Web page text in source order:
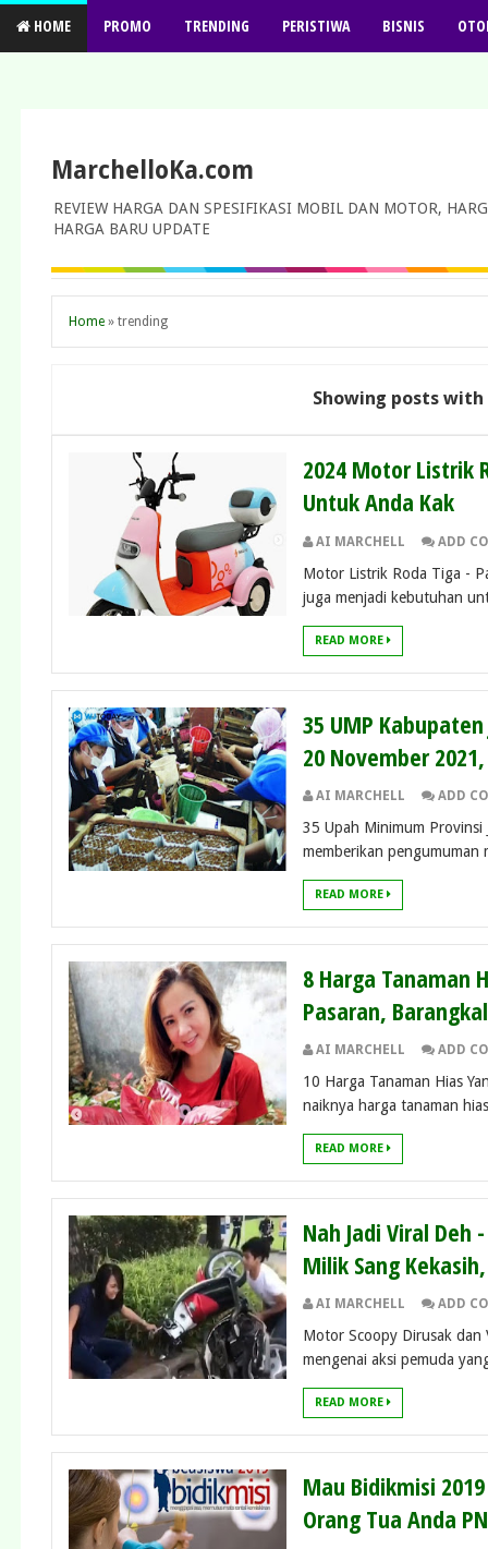
HOME PROMO TRENDING PERISTIWA BISNIS
MarchelloKa.com
REVIEW HARGA DAN SPESIFIKASI MOBIL DAN MOTOR,
HARGA BARU UPDATE
Home » trending
Showing posts
2024 Motor Listrik
Untuk Anda Kak
AI MARCHELL ADD
Motor Listrik Roda Tiga -
juga menjadi kebutuhan
READ MORE
35 UMP
20 November
AI MARCHELL ADD
35 Upah Minimum
memberikan pengumuman
READ MORE
8 Harga Tanaman
Pasaran,
AI MARCHELL ADD
10 Harga Tanaman Hias
naiknya harga tanaman
READ MORE
Nah Jadi Viral Deh
Milik Sang
AI MARCHELL ADD
Motor Scoopy Dirusak dan
mengenai aksi pemuda
READ MORE
Mau Bidikmisi
Orang Tua Anda